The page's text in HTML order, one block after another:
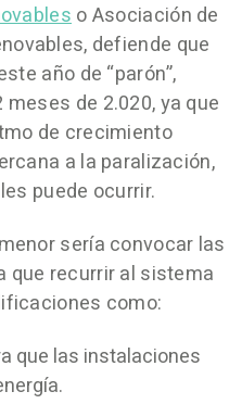
o Asociación de
defiende que
año de “parón”,
de 2.020, ya que
de crecimiento
a la paralización,
puede ocurrir.
sería convocar las
que recurrir al sistema
como:
que las instalaciones